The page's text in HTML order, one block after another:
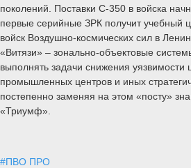
поколений. Поставки С-350 в войска
первые серийные ЗРК получит учебный
войск Воздушно-космических сил в
«Витязи» – зонально-объектовые
выполнять задачи снижения уязвимости
промышленных центров и иных
постепенно заменяя на этом «посту»
«Триумф».
#ПВО ПРО